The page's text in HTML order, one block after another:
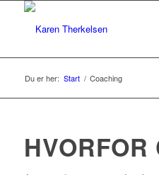
Du er her: Start / Coaching
HVORFOR